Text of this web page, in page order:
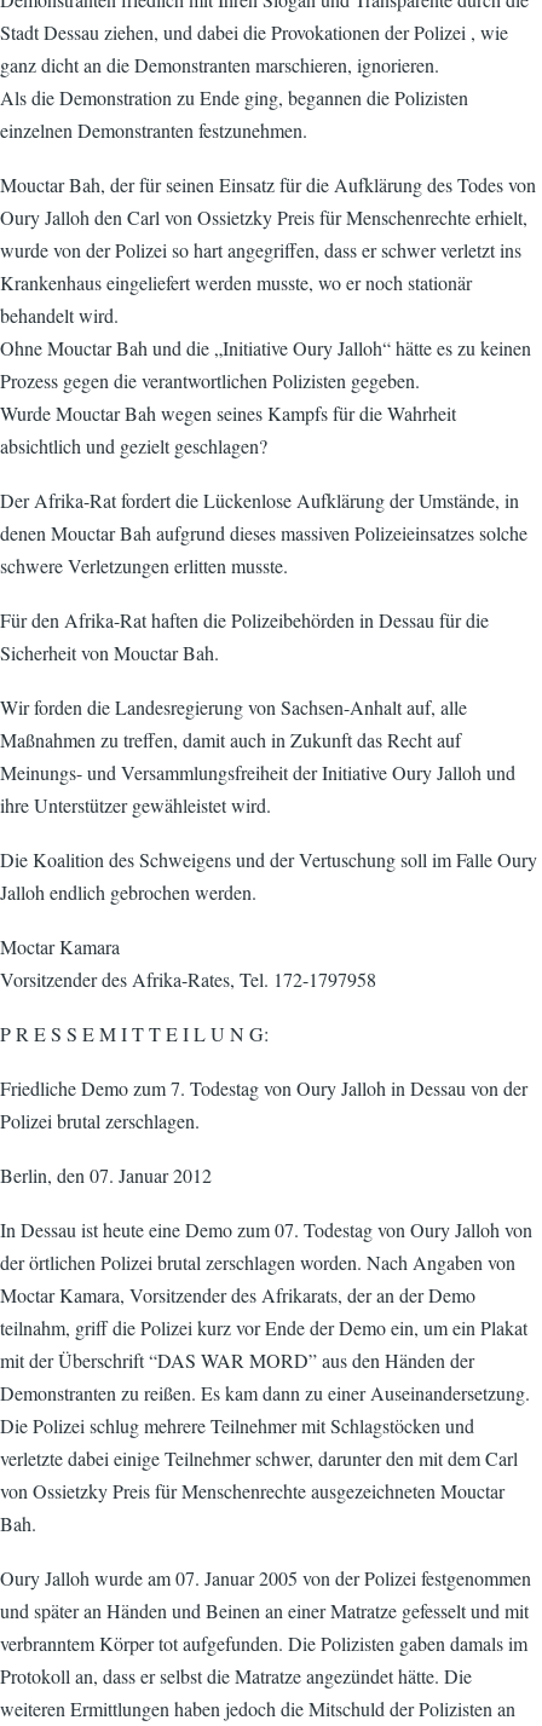
Stadt Dessau ziehen, und dabei die Provokationen der Polizei , wie
ganz dicht an die Demonstranten marschieren, ignorieren.
Als die Demonstration zu Ende ging, begannen die Polizisten
einzelnen Demonstranten festzunehmen.
Mouctar Bah, der für seinen Einsatz für die Aufklärung des Todes von
Oury Jalloh den Carl von Ossietzky Preis für Menschenrechte erhielt,
wurde von der Polizei so hart angegriffen, dass er schwer verletzt ins
Krankenhaus eingeliefert werden musste, wo er noch stationär
behandelt wird.
Ohne Mouctar Bah und die „Initiative Oury Jalloh“ hätte es zu keinen
Prozess gegen die verantwortlichen Polizisten gegeben.
Wurde Mouctar Bah wegen seines Kampfs für die Wahrheit
absichtlich und gezielt geschlagen?
Der Afrika-Rat fordert die Lückenlose Aufklärung der Umstände, in
denen Mouctar Bah aufgrund dieses massiven Polizeieinsatzes solche
schwere Verletzungen erlitten musste.
Für den Afrika-Rat haften die Polizeibehörden in Dessau für die
Sicherheit von Mouctar Bah.
Wir forden die Landesregierung von Sachsen-Anhalt auf, alle
Maßnahmen zu treffen, damit auch in Zukunft das Recht auf
Meinungs- und Versammlungsfreiheit der Initiative Oury Jalloh und
ihre Unterstützer gewähleistet wird.
Die Koalition des Schweigens und der Vertuschung soll im Falle Oury
Jalloh endlich gebrochen werden.
Moctar Kamara
Vorsitzender des Afrika-Rates, Tel. 172-1797958
P R E S S E M I T T E I L U N G:
Friedliche Demo zum 7. Todestag von Oury Jalloh in Dessau von der
Polizei brutal zerschlagen.
Berlin, den 07. Januar 2012
In Dessau ist heute eine Demo zum 07. Todestag von Oury Jalloh von
der örtlichen Polizei brutal zerschlagen worden. Nach Angaben von
Moctar Kamara, Vorsitzender des Afrikarats, der an der Demo
teilnahm, griff die Polizei kurz vor Ende der Demo ein, um ein Plakat
mit der Überschrift “DAS WAR MORD” aus den Händen der
Demonstranten zu reißen. Es kam dann zu einer Auseinandersetzung.
Die Polizei schlug mehrere Teilnehmer mit Schlagstöcken und
verletzte dabei einige Teilnehmer schwer, darunter den mit dem Carl
von Ossietzky Preis für Menschenrechte ausgezeichneten Mouctar
Bah.
Oury Jalloh wurde am 07. Januar 2005 von der Polizei festgenommen
und später an Händen und Beinen an einer Matratze gefesselt und mit
verbranntem Körper tot aufgefunden. Die Polizisten gaben damals im
Protokoll an, dass er selbst die Matratze angezündet hätte. Die
weiteren Ermittlungen haben jedoch die Mitschuld der Polizisten an